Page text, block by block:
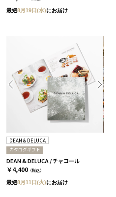
最短8月19日(水)にお届け
DEAN & DELUCA
カタログギフト
DEAN & DELUCA / チャコール
￥4,400 （税込）
最短8月11日(火)にお届け